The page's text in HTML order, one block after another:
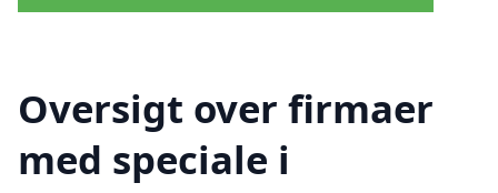
Oversigt over firmaer
med speciale i